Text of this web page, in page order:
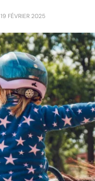
19 FÉVRIER 2025